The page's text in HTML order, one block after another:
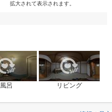
拡大されて表示されます。
風呂 リビング